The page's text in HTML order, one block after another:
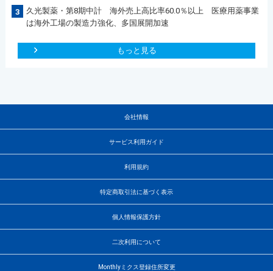
3
久光製薬・第8期中計 海外売上高比率60.0％以上 医療用薬事業
は海外工場の製造力強化、多国展開加速
もっと見る
会社情報
サービス利用ガイド
利用規約
特定商取引法に基づく表示
個人情報保護方針
二次利用について
Monthlyミクス登録住所変更